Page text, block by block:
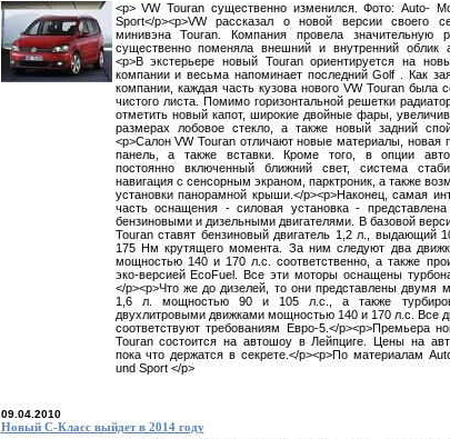
<p> VW Touran существенно изменился. Фото: Auto-
Sport</p><p>VW рассказал о новой версии своего
минивэна Touran. Компания провела значительную
существенно поменяла внешний и внутренний облик
<p>В экстерьере новый Touran ориентируется на
компании и весьма напоминает последний Golf . Как
компании, каждая часть кузова нового VW Touran была
чистого листа. Помимо горизонтальной решетки
отметить новый капот, широкие двойные фары,
размерах лобовое стекло, а также новый задний
<p>Салон VW Touran отличают новые материалы, новая
панель, а также вставки. Кроме того, в опции
постоянно включенный ближний свет, система
навигация с сенсорным экраном, парктроник, а также
установки панорамной крыши.</p><p>Наконец, самая
часть оснащения - силовая установка -
бензиновыми и дизельными двигателями. В базовой
Touran ставят бензиновый двигатель 1,2 л., выдающий
175 Нм крутящего момента. За ним следуют два
мощностью 140 и 170 л.с. соответственно, а также
эко-версией EcoFuel. Все эти моторы оснащены
</p><p>Что же до дизелей, то они представлены двумя
1,6 л. мощностью 90 и 105 л.с., а также
двухлитровыми движками мощностью 140 и 170 л.с. Все
соответствуют требованиям Евро-5.</p><p>Премьера
Touran состоится на автошоу в Лейпциге. Цены на
пока что держатся в секрете.</p><p>По материалам
und Sport </p>
09.04.2010
Новый С-Класс выйдет в 2014 году